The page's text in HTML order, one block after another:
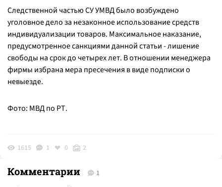
Следственной частью СУ УМВД было возбуждено
уголовное дело за незаконное использование средств
индивидуализации товаров. Максимальное наказание,
предусмотренное санкциями данной статьи - лишение
свободы на срок до четырех лет. В отношении менеджера
фирмы избрана мера пресечения в виде подписки о
невыезде.
Фото: МВД по РТ.
1615 1 0 2
Комментарии 1